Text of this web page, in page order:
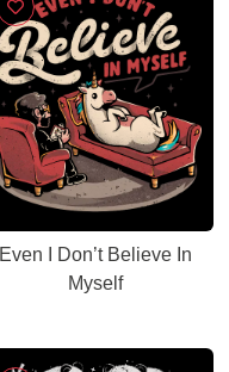
Even I Don’t Believe In
Myself